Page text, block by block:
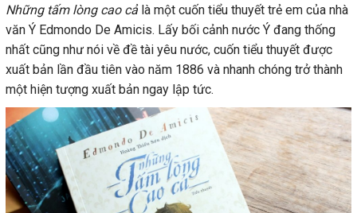
Những tấm lòng cao cả là một cuốn tiểu thuyết trẻ em của nhà
văn Ý Edmondo De Amicis. Lấy bối cảnh nước Ý đang thống
nhất cũng như nói về đề tài yêu nước, cuốn tiểu thuyết được
xuất bản lần đầu tiên vào năm 1886 và nhanh chóng trở thành
một hiện tượng xuất bản ngay lập tức.